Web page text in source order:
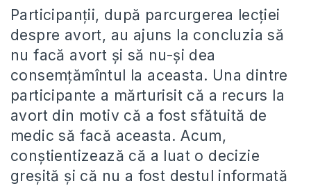
Participanții, după parcurgerea lecției
despre avort, au ajuns la concluzia să
nu facă avort și să nu-și dea
consemțămîntul la aceasta. Una dintre
participante a mărturisit că a recurs la
avort din motiv că a fost sfătuită de
medic să facă aceasta. Acum,
conștientizează că a luat o decizie
greșită și că nu a fost destul informată